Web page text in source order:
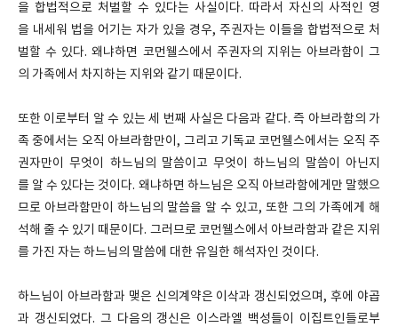
을 합법적으로 처벌할 수 있다는 사실이다. 따라서 자신의 사적인 영
을 내세워 법을 어기는 자가 있을 경우, 주권자는 이들을 합법적으로 처
벌할 수 있다. 왜냐하면 코먼웰스에서 주권자의 지위는 아브라함이 그
의 가족에서 차지하는 지위와 같기 때문이다.
또한 이로부터 알 수 있는 세 번째 사실은 다음과 같다. 즉 아브라함의 가
족 중에서는 오직 아브라함만이, 그리고 기독교 코먼웰스에서는 오직 주
권자만이 무엇이 하느님의 말씀이고 무엇이 하느님의 말씀이 아닌지
를 알 수 있다는 것이다. 왜냐하면 하느님은 오직 아브라함에게만 말했으
므로 아브라함만이 하느님의 말씀을 알 수 있고, 또한 그의 가족에게 해
석해 줄 수 있기 때문이다. 그러므로 코먼웰스에서 아브라함과 같은 지위
를 가진 자는 하느님의 말씀에 대한 유일한 해석자인 것이다.
하느님이 아브라함과 맺은 신의계약은 이삭과 갱신되었으며, 후에 야곱
과 갱신되었다. 그 다음의 갱신은 이스라엘 백성들이 이집트인들로부